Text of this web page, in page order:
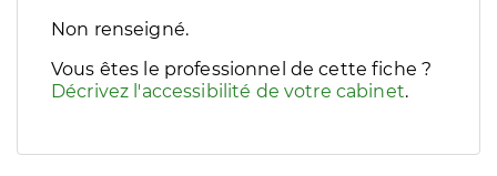
Filtres
Sélectionnez un ou plusieurs handicaps/besoins
Non renseigné.
Vous êtes le professionnel de cette fiche ?
Décrivez l'accessibilité de votre cabinet.